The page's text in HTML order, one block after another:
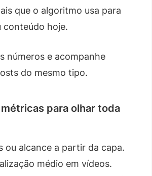
que o algoritmo usa para
conteúdo hoje.
números e acompanhe
do mesmo tipo.
para olhar toda
ou alcance a partir da capa.
médio em vídeos.